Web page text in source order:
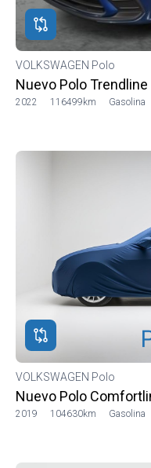
VOLKSWAGEN Polo
Nuevo Polo Trendline
2022 116499km Gasolina
VOLKSWAGEN Polo
Nuevo Polo
2019 104630km Gasolina